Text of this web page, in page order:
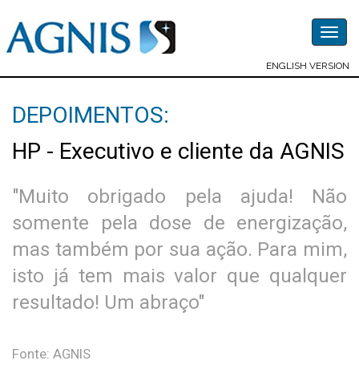
ENGLISH VERSION
DEPOIMENTOS:
HP - Executivo e cliente da AGNIS
"Muito obrigado pela ajuda! Não
somente pela dose de energização,
mas também por sua ação. Para mim,
isto já tem mais valor que qualquer
resultado! Um abraço"
Fonte: AGNIS